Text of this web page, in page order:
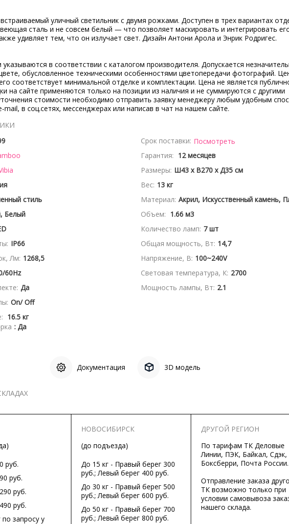
уличный светильник с двумя рожками. Доступен в трех вариантах
сталь и не совсем белый — что позволяет маскировать и интегрировать
удивляет тем, что он излучает свет. Дизайн Антони Арола и Энрик Родригес.
в соответствии с каталогом производителя. Допускается
обусловленное техническими особенностями цветопередачи фотографий.
соответствует минимальной отделке и комплектации. Цена не является
на сайте применяются только на позиции из наличия и не суммируются с другими
стоимости необходимо отправить заявку менеджеру любым удобным
mail, в соц.сетях, мессенджерах или написав в чат на нашем сайте.
Срок поставки: Посмотреть
Гарантия: 12 месяцев
Размеры: Ш43 x В270 x Д35 см
Вес: 13 кг
стиль Материал: Акрил, Искусственный камень,
Белый Объем: 1.66 м3
Количество ламп: 7 шт
IP66 Общая мощность, Вт: 14,7
Лм: 1268,5 Напряжение, В: 100~240V
60Hz Световая температура, К: 2700
Да Мощность лампы, Вт: 2.1
On/ Off
16.5 кг
: Да
Документация 3D модель
руб.
руб.
руб.
руб.
по запросу у
НОВОСИБИРСК
(до подъезда)
До 15 кг - Правый берег 300
руб.; Левый берег 400 руб.
До 30 кг - Правый берег 500
руб.; Левый берег 600 руб.
До 50 кг - Правый берег 700
руб.; Левый берег 800 руб.
ДРУГОЙ РЕГИОН
По тарифам ТК Деловые
Линии, ПЭК, Байкал, Сдэк,
Боксберри, Почта России.
Отправление заказа
ТК возможно только при
условии самовывоза
нашего склада.